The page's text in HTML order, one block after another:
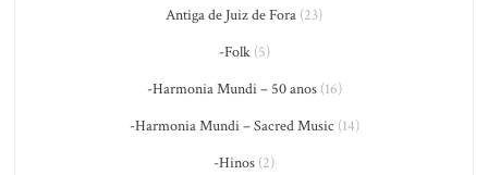
Antiga de Juiz de Fora (23)
-Folk(5)
-Harmonia Mundi – 50 anos(16)
-Harmonia Mundi – Sacred Music (14)
-Hinos (2)